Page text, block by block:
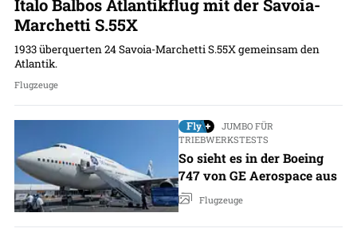
Italo Balbos Atlantikflug mit der Savoia-
Marchetti S.55X
1933 überquerten 24 Savoia-Marchetti S.55X gemeinsam den
Atlantik.
Flugzeuge
JUMBO FÜR
TRIEBWERKSTESTS
So sieht es in der Boeing
747 von GE Aerospace aus
Flugzeuge